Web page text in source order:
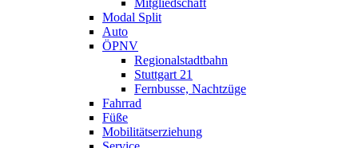
Mitgliedschaft
Modal Split
Auto
ÖPNV
Regionalstadtbahn
Stuttgart 21
Fernbusse, Nachtzüge
Fahrrad
Füße
Mobilitätserziehung